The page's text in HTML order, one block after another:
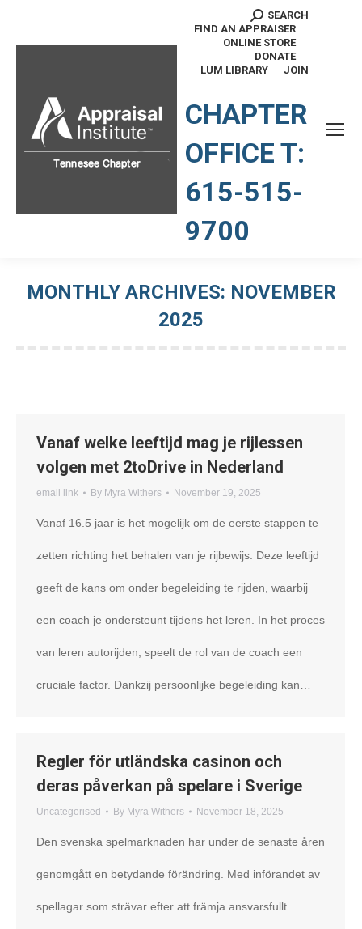
Search:
SEARCH
FIND AN APPRAISER
ONLINE STORE
DONATE
LUM LIBRARY
JOIN
CHAPTER
OFFICE T:
615-515-
9700
MONTHLY ARCHIVES: NOVEMBER
2025
Vanaf welke leeftijd mag je rijlessen
volgen met 2toDrive in Nederland
email link By Myra Withers November 19, 2025
Vanaf 16.5 jaar is het mogelijk om de eerste stappen te
zetten richting het behalen van je rijbewijs. Deze leeftijd
geeft de kans om onder begeleiding te rijden, waarbij
een coach je ondersteunt tijdens het leren. In het proces
van leren autorijden, speelt de rol van de coach een
cruciale factor. Dankzij persoonlijke begeleiding kan…
Regler för utländska casinon och
deras påverkan på spelare i Sverige
Uncategorised By Myra Withers November 18, 2025
Den svenska spelmarknaden har under de senaste åren
genomgått en betydande förändring. Med införandet av
spellagar som strävar efter att främja ansvarsfullt